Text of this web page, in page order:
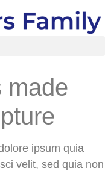
made
ipsum quia
velit, sed quia non